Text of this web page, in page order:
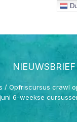
NIEUWSBRIEF
/ Opfriscursus crawl
6-weekse